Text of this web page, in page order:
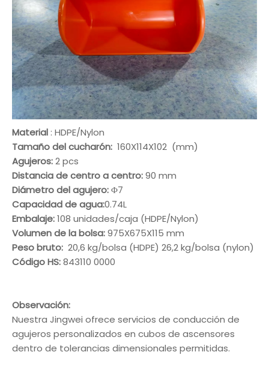
Material : HDPE/Nylon
Tamaño del cucharón: 160X114X102 (mm)
Agujeros:2 pcs
Distancia de centro a centro:90 mm
Diámetro del agujero:Φ7
Capacidad de agua:0.74L
Embalaje:108 unidades/caja (HDPE/Nylon)
Volumen de la bolsa:975X675X115 mm
Peso bruto: 20,6 kg/bolsa (HDPE) 26,2 kg/bolsa (nylon)
Código HS:843110 0000
Observación:
Nuestra Jingwei ofrece servicios de conducción de
agujeros personalizados en cubos de ascensores
dentro de tolerancias dimensionales permitidas.